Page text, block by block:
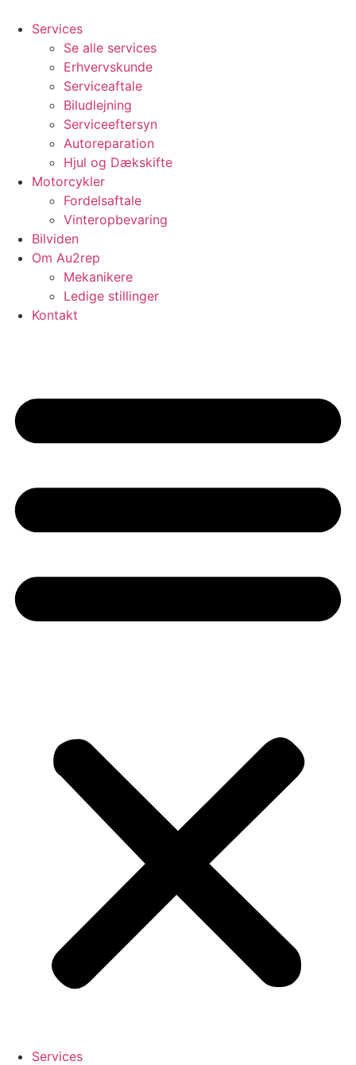
Services
Se alle services
Erhvervskunde
Serviceaftale
Biludlejning
Serviceeftersyn
Autoreparation
Hjul og Dækskifte
Motorcykler
Fordelsaftale
Vinteropbevaring
Bilviden
Om Au2rep
Mekanikere
Ledige stillinger
Kontakt
Services